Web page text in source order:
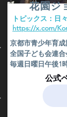
花園ジ
トピックス：日
​https://x.com/
京都市青少年育
全国子ども会連
毎週日曜日午後1
公式